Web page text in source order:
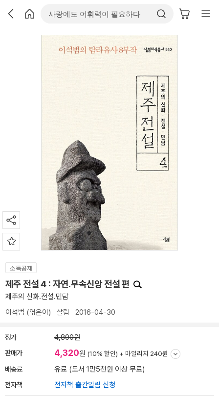
소득공제
제주 전설 4 : 자연.무속신앙 전설 편
제주의 신화.전설.민담
이석범 (엮은이) 살림 2016-04-30
정가 4,800원
판매가 4,320원 (10% 할인) + 마일리지 240원
배송료 유료 (도서 1만5천원 이상 무료)
전자책 전자책 출간알림 신청